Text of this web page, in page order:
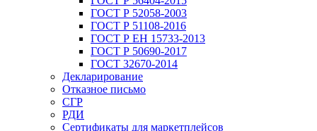
ГОСТ Р 52058-2003
ГОСТ Р 51108-2016
ГОСТ Р ЕН 15733-2013
ГОСТ Р 50690-2017
ГОСТ 32670-2014
Декларирование
Отказное письмо
СГР
РДИ
Сертификаты для маркетплейсов